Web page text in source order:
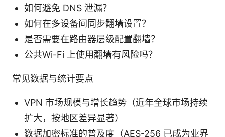
如何避免 DNS 泄漏？
如何在多设备间同步翻墙设置？
是否需要在路由器层级配置翻墙？
公共Wi-Fi 上使用翻墙有风险吗？
常见数据与统计要点
VPN 市场规模与增长趋势（近年全球市场持续
扩大，按地区差异显著）
数据加密标准的普及度（AES-256 已成为业界